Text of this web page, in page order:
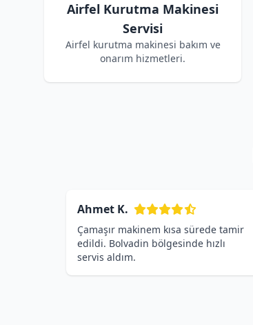
Airfel Kurutma Makinesi
Servisi
Airfel kurutma makinesi bakım ve
onarım hizmetleri.
Ahmet K.
Çamaşır makinem kısa sürede tamir
edildi. Bolvadin bölgesinde hızlı
servis aldım.